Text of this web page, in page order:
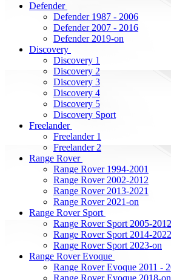
Defender
Defender 1987 - 2006
Defender 2007 - 2016
Defender 2019-on
Discovery
Discovery 1
Discovery 2
Discovery 3
Discovery 4
Discovery 5
Discovery Sport
Freelander
Freelander 1
Freelander 2
Range Rover
Range Rover 1994-2001
Range Rover 2002-2012
Range Rover 2013-2021
Range Rover 2021-on
Range Rover Sport
Range Rover Sport 2005-2012
Range Rover Sport 2014-2022
Range Rover Sport 2023-on
Range Rover Evoque
Range Rover Evoque 2011 -
Range Rover Evoque 2018-on